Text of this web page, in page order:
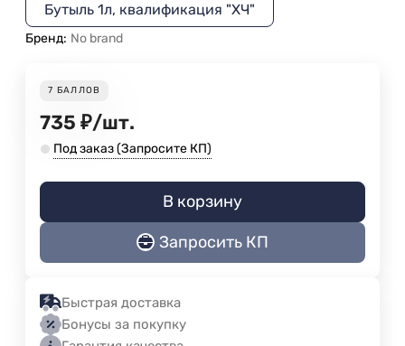
Бутыль 1л, квалификация "ХЧ"
Бренд: No brand
7 БАЛЛОВ
735 ₽/шт.
Под заказ (Запросите КП)
В корзину
Запросить КП
Быстрая доставка
Бонусы за покупку